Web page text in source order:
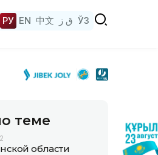
РУ EN 中文 ق ز ЎЗ
теме
области